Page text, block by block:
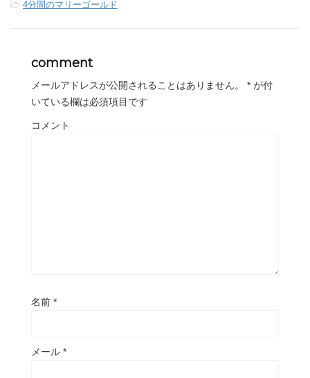
-4分間のマリーゴールド
comment
メールアドレスが公開されることはありません。 * が付
いている欄は必須項目です
コメント
名前 *
メール *